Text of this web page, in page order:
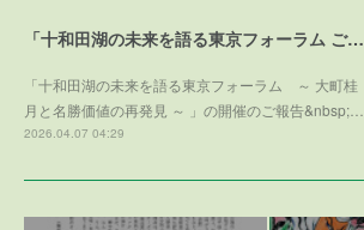
「十和田湖の未来を語る東京フォーラム ご寄付のお礼」
「十和田湖の未来を語る東京フォーラム ～ 大町桂
月と名勝価値の再発見 ～ 」の開催のご報告&nbsp;…
2026.04.07 04:29